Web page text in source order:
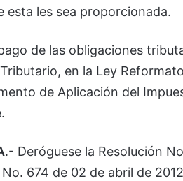
esta les sea proporcionada.
de las obligaciones
en la Ley
de Aplicación del
.- Deróguese la Resolución
674 de 02 de abril de